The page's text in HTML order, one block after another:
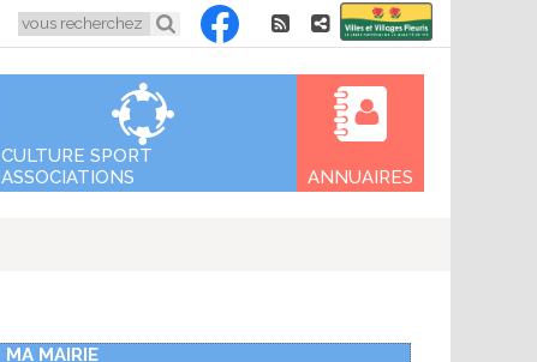
Aller
CULTURE SPORT
ASSOCIATIONS
ANNUAIRES
MA MAIRIE